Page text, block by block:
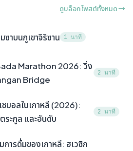
ดูบล็อกโพสต์ทั้งหมด →
ซาบนภูเขาจิริซาน 1 นาที
Marathon 2026: วิ่ง
Bridge
2 นาที
บอลในเกาหลี (2026):
ระกูล และอันดับ
2 นาที
ารดื่มของเกาหลี: ฮเวซิก